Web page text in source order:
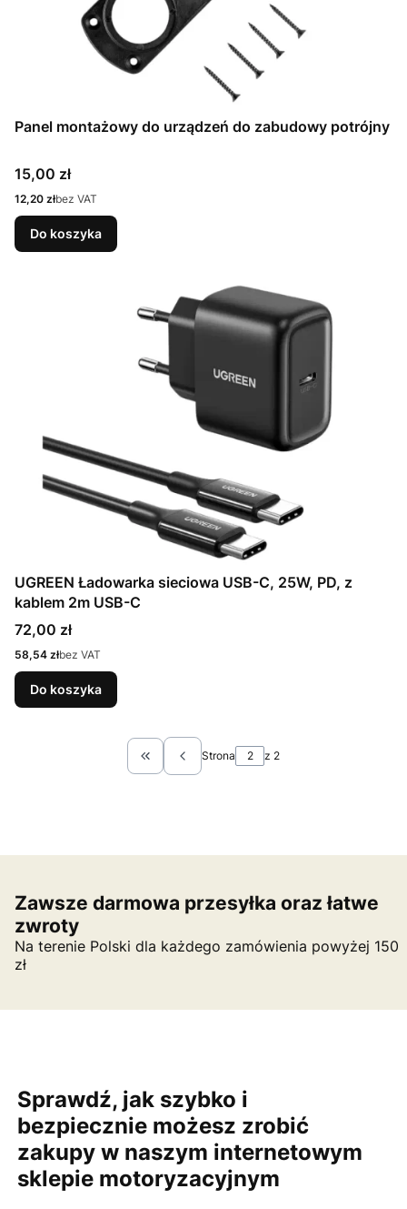
Panel montażowy do urządzeń do zabudowy potrójny
Cena
15,00 zł
Cena
12,20 złbez VAT
Do koszyka
UGREEN Ładowarka sieciowa USB-C, 25W, PD, z
kablem 2m USB-C
Cena
72,00 zł
Cena
58,54 złbez VAT
Do koszyka
Wróć do pierwszej strony z produktami
Strona z 2
Zawsze darmowa przesyłka oraz łatwe
zwroty
Na terenie Polski dla każdego zamówienia powyżej 150
zł
Sprawdź, jak szybko i
bezpiecznie możesz zrobić
zakupy w naszym internetowym
sklepie motoryzacyjnym